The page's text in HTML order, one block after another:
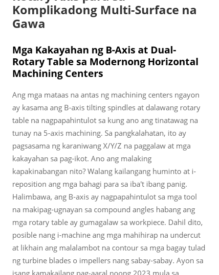
Komplikadong Multi-Surface na
Gawa
Mga Kakayahan ng B-Axis at Dual-
Rotary Table sa Modernong Horizontal
Machining Centers
Ang mga mataas na antas ng machining centers ngayon
ay kasama ang B-axis tilting spindles at dalawang rotary
table na nagpapahintulot sa kung ano ang tinatawag na
tunay na 5-axis machining. Sa pangkalahatan, ito ay
pagsasama ng karaniwang X/Y/Z na paggalaw at mga
kakayahan sa pag-ikot. Ano ang malaking
kapakinabangan nito? Walang kailangang huminto at i-
reposition ang mga bahagi para sa iba't ibang panig.
Halimbawa, ang B-axis ay nagpapahintulot sa mga tool
na makipag-ugnayan sa compound angles habang ang
mga rotary table ay gumagalaw sa workpiece. Dahil dito,
posible nang i-machine ang mga mahihirap na undercut
at likhain ang malalambot na contour sa mga bagay tulad
ng turbine blades o impellers nang sabay-sabay. Ayon sa